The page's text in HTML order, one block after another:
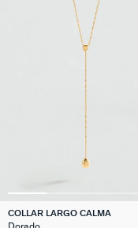
COLLAR LARGO CALMA